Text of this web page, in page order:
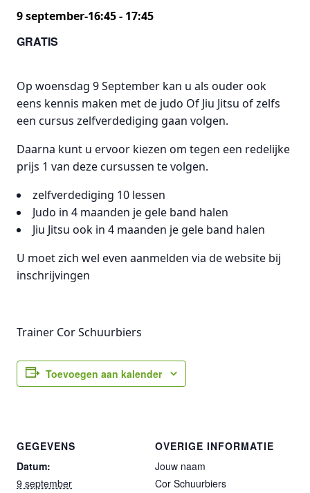
9 september-16:45- 17:45
GRATIS
Op woensdag 9 September kan u als ouder ook
eens kennis maken met de judo Of Jiu Jitsu of zelfs
een cursus zelfverdediging gaan volgen.
Daarna kunt u ervoor kiezen om tegen een redelijke
prijs 1 van deze cursussen te volgen.
zelfverdediging 10 lessen
Judo in 4 maanden je gele band halen
Jiu Jitsu ook in 4 maanden je gele band halen
U moet zich wel even aanmelden via de website bij
inschrijvingen
Trainer Cor Schuurbiers
Toevoegen aan kalender
GEGEVENS
Datum:
9 september
OVERIGE INFORMATIE
Jouw naam
Cor Schuurbiers